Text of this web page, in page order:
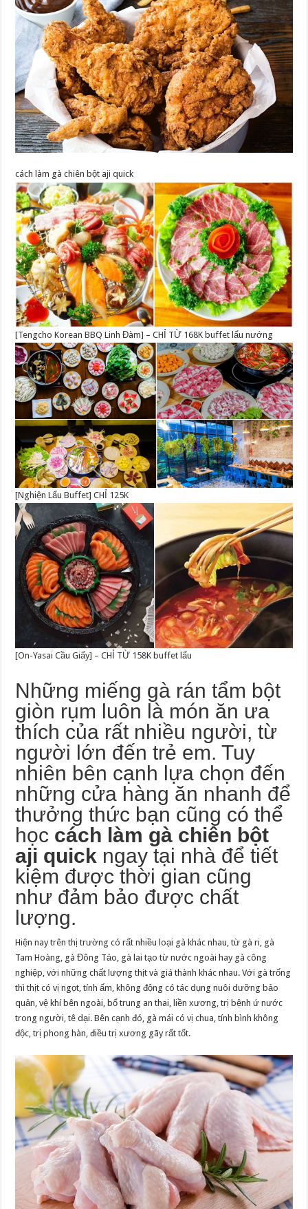
cách làm gà chiên bột aji quick
[Tengcho Korean BBQ Linh Đàm] – CHỈ TỪ 168K buffet lẩu nướng
[Nghiện Lẩu Buffet] CHỈ 125K
[On-Yasai Cầu Giấy] – CHỈ TỪ 158K buffet lẩu
Những miếng gà rán tẩm bột
giòn rụm luôn là món ăn ưa
thích của rất nhiều người, từ
người lớn đến trẻ em. Tuy
nhiên bên cạnh lựa chọn đến
những cửa hàng ăn nhanh để
thưởng thức bạn cũng có thể
học cách làm gà chiên bột
aji quick ngay tại nhà để tiết
kiệm được thời gian cũng
như đảm bảo được chất
lượng.
Hiện nay trên thị trường có rất nhiều loại gà khác nhau, từ gà ri, gà
Tam Hoàng, gà Đông Tảo, gà lai tạo từ nước ngoài hay gà công
nghiệp, với những chất lượng thịt và giá thành khác nhau. Với gà trống
thì thịt có vị ngọt, tính ấm, không động có tác dụng nuôi dưỡng bảo
quản, vệ khí bên ngoài, bổ trung an thai, liền xương, trị bệnh ứ nước
trong người, tê dại. Bên cạnh đó, gà mái có vị chua, tính bình không
độc, trị phong hàn, điều trị xương gãy rất tốt.